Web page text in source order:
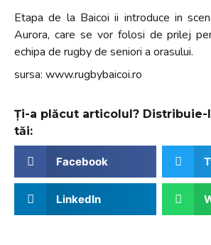
Etapa de la Baicoi ii introduce in
Aurora, care se vor folosi de prilej
echipa de rugby de seniori a orasului.
sursa: www.rugbybaicoi.ro
Ți-a plăcut articolul?
tăi:
Facebook
LinkedIn